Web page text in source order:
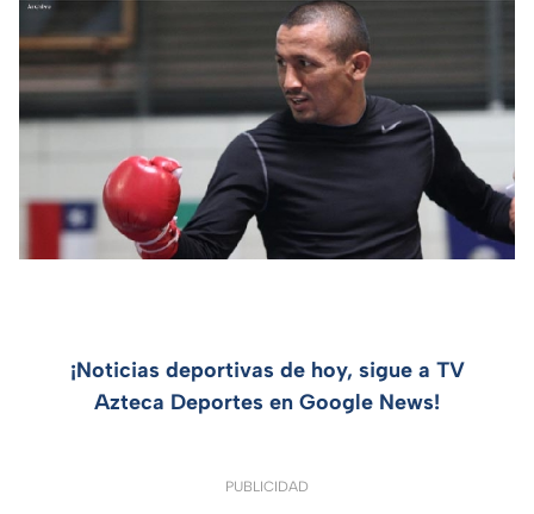
¡Noticias deportivas de hoy, sigue a TV
Azteca Deportes en Google News!
PUBLICIDAD